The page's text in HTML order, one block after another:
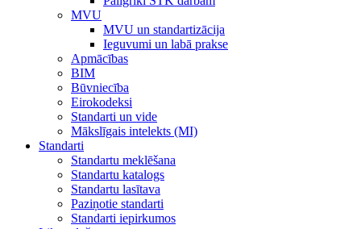
MVU
MVU un standartizācija
Ieguvumi un labā prakse
Apmācības
BIM
Būvniecība
Eirokodeksi
Standarti un vide
Mākslīgais intelekts (MI)
Standarti
Standartu meklēšana
Standartu katalogs
Standartu lasītava
Paziņotie standarti
Standarti iepirkumos